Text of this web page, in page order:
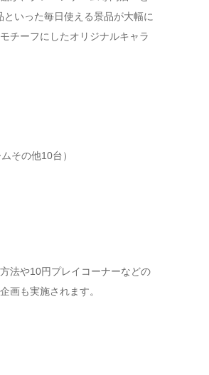
いった毎日使える景品が大幅に
チーフにしたオリジナルキャラ
その他10台）
法や10円プレイコーナーなどの
画も実施されます。